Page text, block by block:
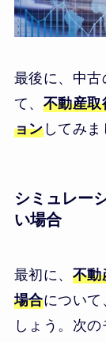
最後に、中古
て、 不動産取
ョンしてみま
シミュレー
い場合
最初に、 不動
場合について
しょう。次